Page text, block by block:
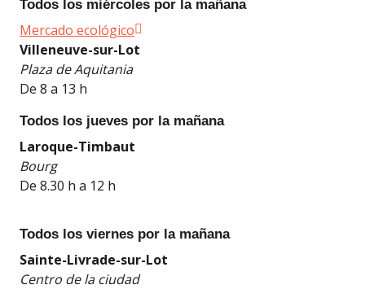
Todos los miércoles por la mañana
Mercado ecológico
Villeneuve-sur-Lot
Plaza de Aquitania
De 8 a 13 h
Todos los jueves por la mañana
Laroque-Timbaut
Bourg
De 8.30 h a 12 h
Todos los viernes por la mañana
Sainte-Livrade-sur-Lot
Centro de la ciudad